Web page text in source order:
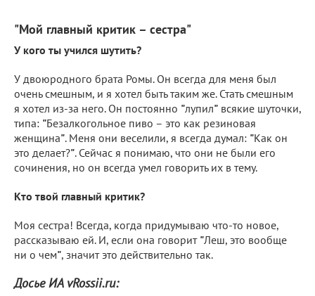
"Мой главный критик – сестра"
У кого ты учился шутить?
У двоюродного брата Ромы. Он всегда для меня был
очень смешным, и я хотел быть таким же. Стать смешным
я хотел из-за него. Он постоянно "лупил" всякие шуточки,
типа: "Безалкогольное пиво – это как резиновая
женщина". Меня они веселили, я всегда думал: "Как он
это делает?". Сейчас я понимаю, что они не были его
сочинения, но он всегда умел говорить их в тему.
Кто твой главный критик?
Моя сестра! Всегда, когда придумываю что-то новое,
рассказываю ей. И, если она говорит "Леш, это вообще
ни о чем", значит это действительно так.
Досье ИА vRossii.ru: